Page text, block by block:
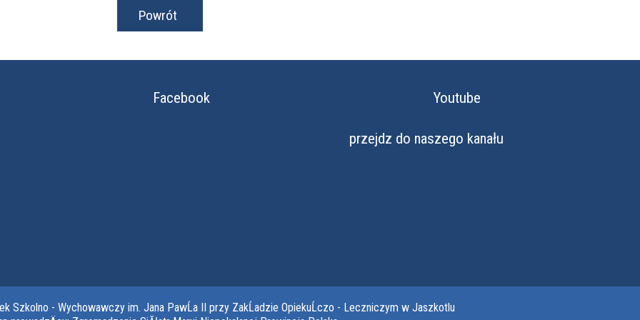
Powrót
Facebook Youtube
przejdz do naszego kanału
Szkolno - Wychowawczy im. Jana PawĹa II przy ZakĹadzie OpiekuĹczo - Leczniczym w Jaszkotlu